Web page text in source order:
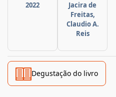
2022
Jacira de
Freitas,
Claudio A.
Reis
Degustação do livro